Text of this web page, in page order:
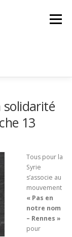
Menu
solidarité
13
Tous pour la
Syrie
s’associe au
mouvement
« Pas en
notre nom
– Rennes »
pour